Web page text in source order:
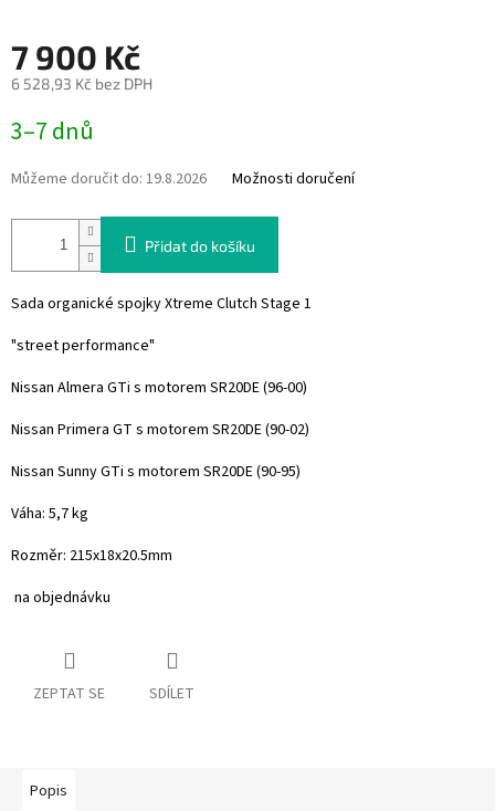
7 900 Kč
6 528,93 Kč bez DPH
cena:
3–7 dnů
Můžeme doručit do: 19.8.2026 Možnosti doručení
Přidat do košíku
Sada organické spojky Xtreme Clutch Stage 1
"street performance"
Nissan Almera GTi s motorem SR20DE (96-00)
Nissan Primera GT s motorem SR20DE (90-02)
Nissan Sunny GTi s motorem SR20DE (90-95)
Váha: 5,7 kg
Rozměr: 215x18x20.5mm
na objednávku
ZEPTAT SE SDÍLET
Popis